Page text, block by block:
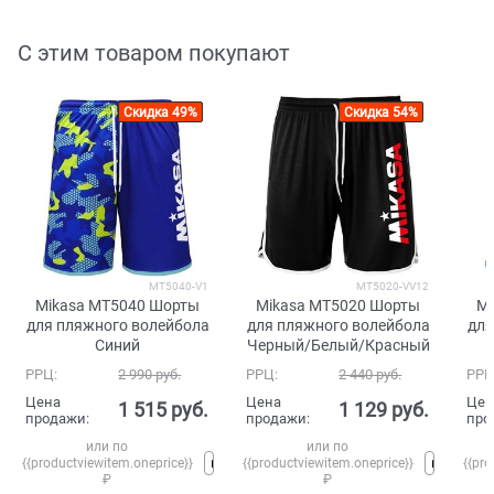
С этим товаром покупают
Скидка 49%
MT5040-V1
Mikasa MT5040 Шорты
для пляжного волейбола
Синий
РРЦ: 2 990 руб.
Цена
продажи:
1 515 руб.
или по
{{productviewitem.oneprice}}
₽
Скидка 54%
MT5020-VV12
Mikasa MT5020 Шорты
для пляжного волейбола
Черный/Белый/Красный
РРЦ: 2 440 руб.
Цена
продажи:
1 129 руб.
или по
{{productviewitem.oneprice}}
₽